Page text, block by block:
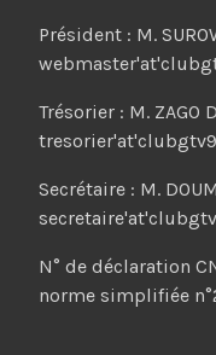
Président : M.
Trésorier : M. ZAGO
Secrétaire : M.
N° de déclaration
norme simplifiée